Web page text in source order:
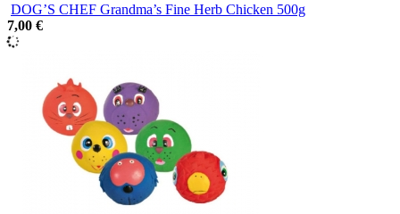
DOG’S CHEF Grandma’s Fine Herb Chicken 500g
7,00 €